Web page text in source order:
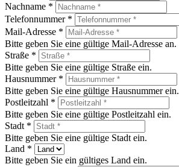
Nachname *
Telefonnummer *
Mail-Adresse *
Bitte geben Sie eine gültige Mail-Adresse an.
Straße *
Bitte geben Sie eine gültige Straße ein.
Hausnummer *
Bitte geben Sie eine gültige Hausnummer ein.
Postleitzahl *
Bitte geben Sie eine gültige Postleitzahl ein.
Stadt *
Bitte geben Sie eine gültige Stadt ein.
Land *
Bitte geben Sie ein gültiges Land ein.